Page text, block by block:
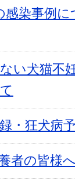
感染事例
い犬猫不
・狂犬病
者の皆様へ